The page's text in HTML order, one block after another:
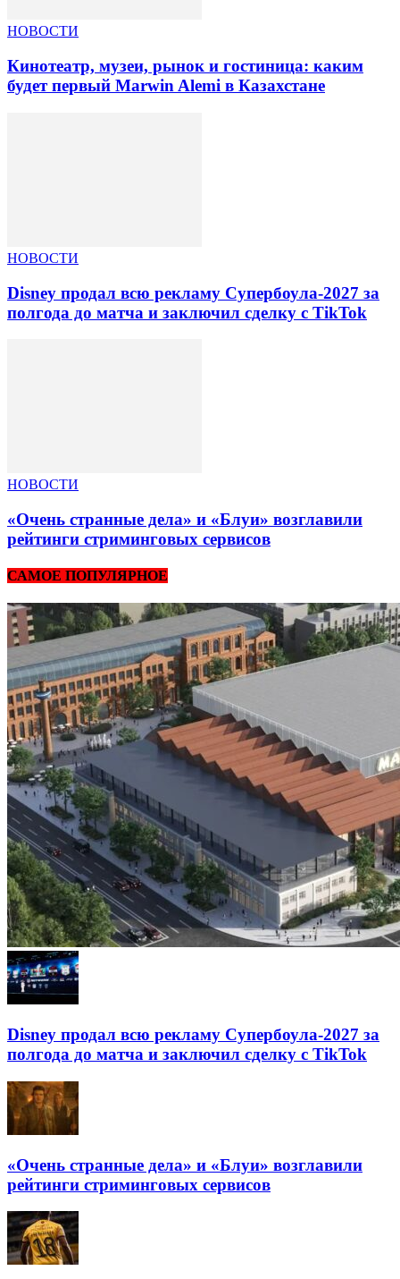
НОВОСТИ
Кинотеатр, музеи, рынок и гостиница: каким
будет первый Marwin Alemi в Казахстане
НОВОСТИ
Disney продал всю рекламу Супербоула-2027 за
полгода до матча и заключил сделку с TikTok
НОВОСТИ
«Очень странные дела» и «Блуи» возглавили
рейтинги стриминговых сервисов
САМОЕ ПОПУЛЯРНОЕ
Disney продал всю рекламу Супербоула-2027 за
полгода до матча и заключил сделку с TikTok
«Очень странные дела» и «Блуи» возглавили
рейтинги стриминговых сервисов